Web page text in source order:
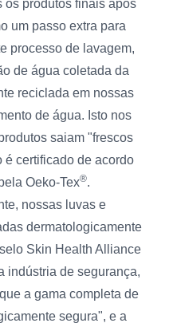
os produtos finais após
um passo extra para
processo de lavagem,
de água coletada da
reciclada em nossas
de água. Isto nos
saiam "frescos
é certificado de acordo
Oeko-Tex®.
nossas luvas e
dermatologicamente
Skin Health Alliance
indústria de segurança,
a gama completa de
segura", e a